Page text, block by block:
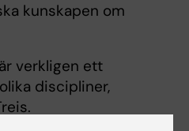
kunskapen om
verkligen ett
discipliner,